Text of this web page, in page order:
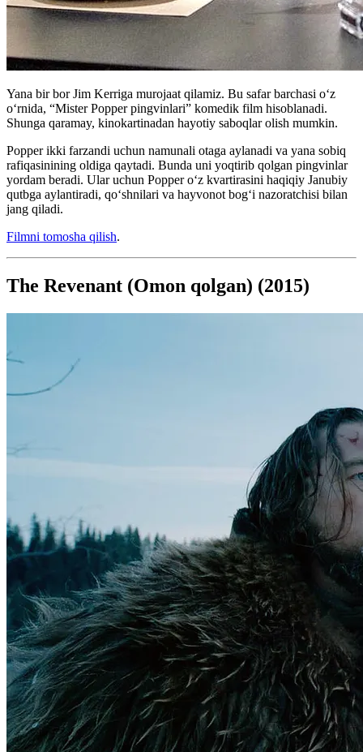
Yana bir bor Jim Kerriga murojaat qilamiz. Bu safar barchasi oʻz
oʻrnida, “Mister Popper pingvinlari” komedik film hisoblanadi.
Shunga qaramay, kinokartinadan hayotiy saboqlar olish mumkin.
Popper ikki farzandi uchun namunali otaga aylanadi va yana sobiq
rafiqasinining oldiga qaytadi. Bunda uni yoqtirib qolgan pingvinlar
yordam beradi. Ular uchun Popper o‘z kvartirasini haqiqiy Janubiy
qutbga aylantiradi, qo‘shnilari va hayvonot bog‘i nazoratchisi bilan
jang qiladi.
Filmni tomosha qilish.
The Revenant (Omon qolgan) (2015)